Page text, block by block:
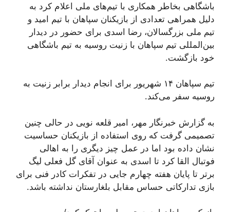
باشگاهی بخاطر همکاری با تیم‌های ملی اعلام کرد به
دلیل همراهی تعدادی از بازیکنان سپاهان با تیم امید و
تیم ملی بزرگسالان، رضا اسدی برای حضور در دیدار
بین‌المللی تیم سپاهان با زنیت روسیه به تیم باشگاهی
خود بازگشت.
تیم سپاهان ١۴ شهریور برای انجام دیدار برابر زنیت به
روسیه سفر می‌کند.
به گزارش خبرنگار مهر، امیر قلعه نویی در حالی چنین
تصمیمی گرفت که روی استفاده از بازیکنان حساسیت
نشان داده بود اما در عمل چیز دیگری را به اهالی
فوتبال القا کرد تا اسدی به عنوان آقای گل فعلی لیگ
برتر تا پایان هفته چهارم جایی در تفکرات کادر فنی برای
بازی تدارکاتی حساس مقابل بلغارستان نداشته باشد.